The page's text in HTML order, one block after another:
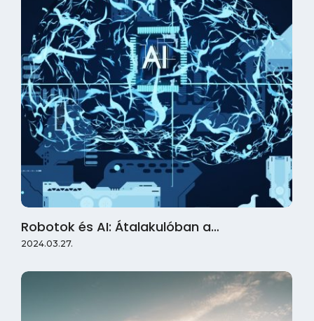
Robotok és AI: Átalakulóban a…
2024.03.27.